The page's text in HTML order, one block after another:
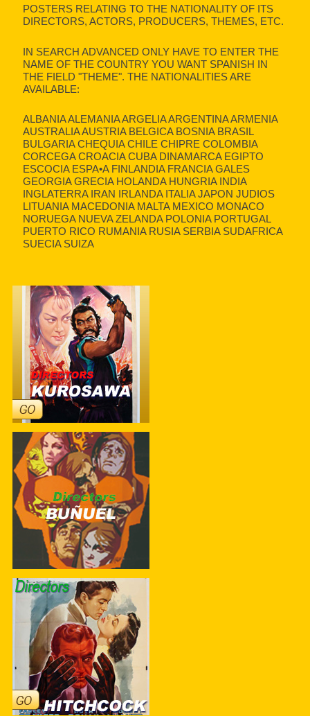
POSTERS RELATING TO THE NATIONALITY OF ITS
DIRECTORS, ACTORS, PRODUCERS, THEMES, ETC.
IN SEARCH ADVANCED ONLY HAVE TO ENTER THE
NAME OF THE COUNTRY YOU WANT SPANISH IN
THE FIELD "THEME". THE NATIONALITIES ARE
AVAILABLE:
ALBANIA ALEMANIA ARGELIA ARGENTINA ARMENIA
AUSTRALIA AUSTRIA BELGICA BOSNIA BRASIL
BULGARIA CHEQUIA CHILE CHIPRE COLOMBIA
CORCEGA CROACIA CUBA DINAMARCA EGIPTO
ESCOCIA ESPA•A FINLANDIA FRANCIA GALES
GEORGIA GRECIA HOLANDA HUNGRIA INDIA
INGLATERRA IRAN IRLANDA ITALIA JAPON JUDIOS
LITUANIA MACEDONIA MALTA MEXICO MONACO
NORUEGA NUEVA ZELANDA POLONIA PORTUGAL
PUERTO RICO RUMANIA RUSIA SERBIA SUDAFRICA
SUECIA SUIZA